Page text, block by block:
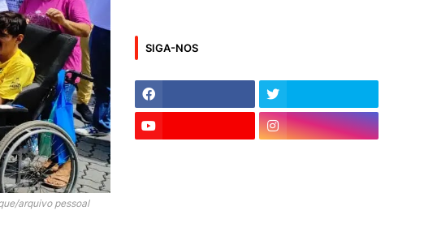
arquivo pessoal
SIGA-NOS